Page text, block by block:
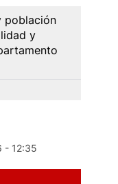
población
y
- 12:35